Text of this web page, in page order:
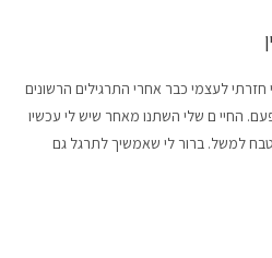
חזרתי לעצמי כבר אחרי התרגילים הרשונים
החיי ם שלי השתנו מאחר שיש לי עכשיו
למשל. ברור לי שאמשיך לתרגל גם